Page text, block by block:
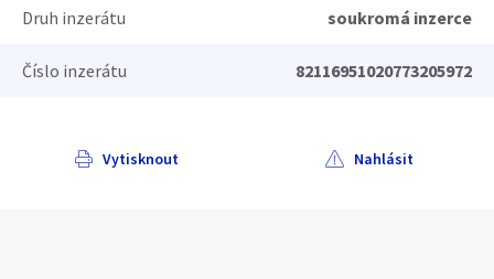
Druh inzerátu soukromá inzerce
Číslo inzerátu 82116951020773205972
Vytisknout Nahlásit